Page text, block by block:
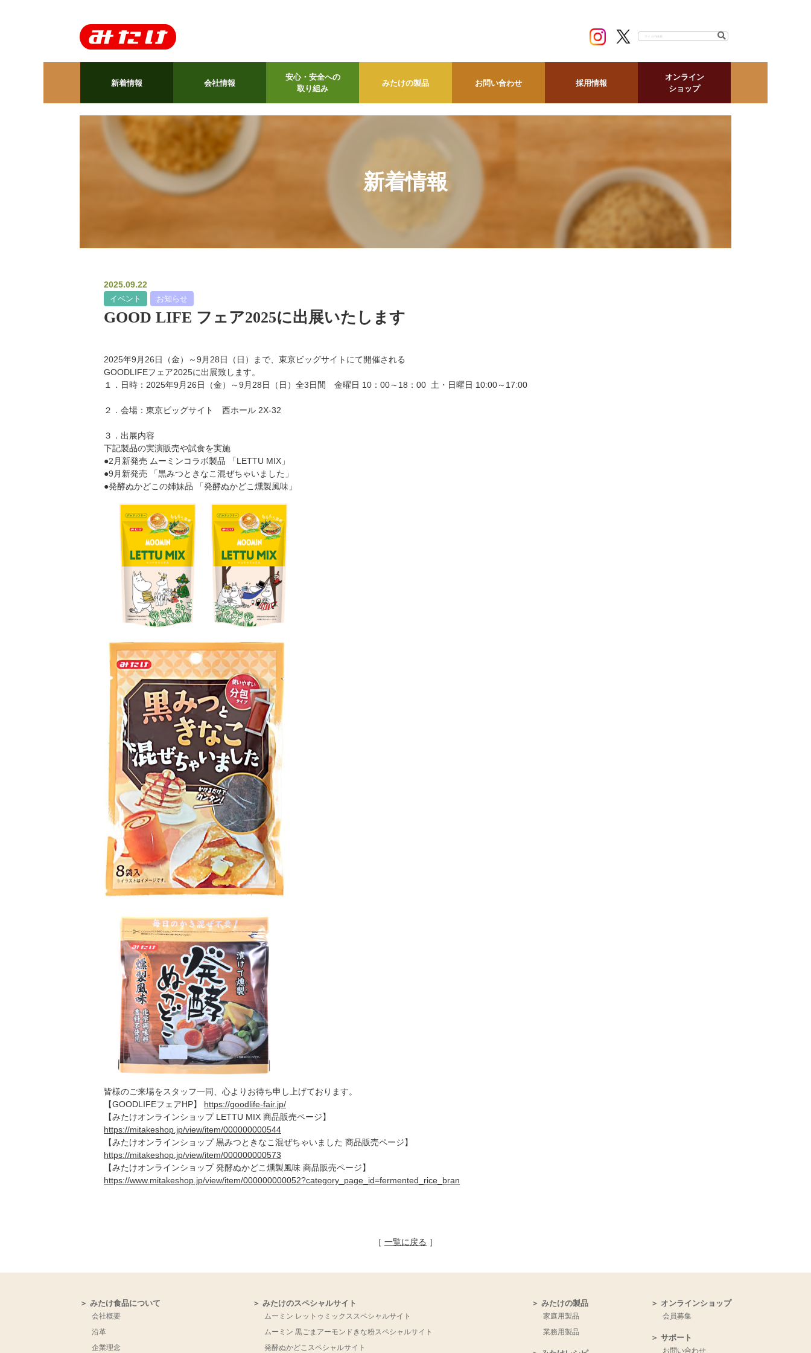
新着情報 会社情報
安心・安全への
取り組み
みたけの製品 お問い合わせ 採用情報
オンライン
ショップ
新着情報
2025.09.22
イベント お知らせ
GOOD LIFE フェア2025に出展いたします
2025年9月26日（金）～9月28日（日）まで、東京ビッグサイトにて開催される
GOODLIFEフェア2025に出展致します。
１．日時：2025年9月26日（金）～9月28日（日）全3日間 金曜日 10：00～18：00 土・日曜日 10:00～17:00
２．会場：東京ビッグサイト 西ホール 2X-32
３．出展内容
下記製品の実演販売や試食を実施
●2月新発売 ムーミンコラボ製品 「LETTU MIX」
●9月新発売 「黒みつときなこ混ぜちゃいました」
●発酵ぬかどこの姉妹品 「発酵ぬかどこ燻製風味」
皆様のご来場をスタッフ一同、心よりお待ち申し上げております。
【GOODLIFEフェアHP】 https://goodlife-fair.jp/
【みたけオンラインショップ LETTU MIX 商品販売ページ】
https://mitakeshop.jp/view/item/000000000544
【みたけオンラインショップ 黒みつときなこ混ぜちゃいました 商品販売ページ】
https://mitakeshop.jp/view/item/000000000573
【みたけオンラインショップ 発酵ぬかどこ燻製風味 商品販売ページ】
https://www.mitakeshop.jp/view/item/000000000052?category_page_id=fermented_rice_bran
［ 一覧に戻る ］
＞ みたけ食品について
会社概要
沿革
企業理念
＞ みたけのスペシャルサイト
ムーミン レットゥミックススペシャルサイト
ムーミン 黒ごまアーモンドきな粉スペシャルサイト
発酵ぬかどこスペシャルサイト
＞ みたけの製品
家庭用製品
業務用製品
＞ オンラインショップ
会員募集
＞ サポート
お問い合わせ